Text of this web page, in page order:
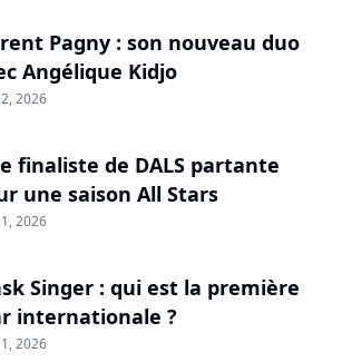
Pagny : son nouveau duo
Angélique Kidjo
2026
finaliste de DALS partante
une saison All Stars
2026
Singer : qui est la première
internationale ?
2026